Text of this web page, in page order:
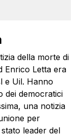
della morte di
Enrico Letta era
e Uil. Hanno
dei democratici
una notizia
per
leader del